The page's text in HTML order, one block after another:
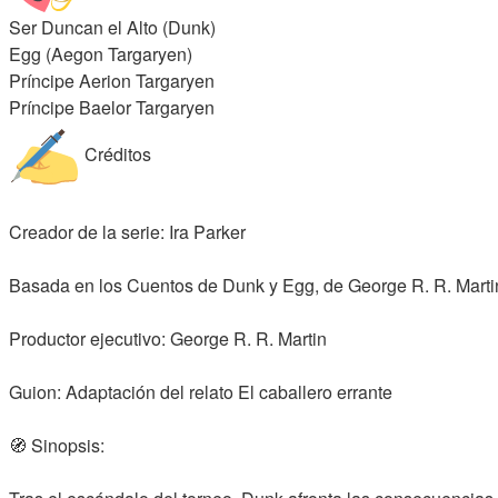
Ser Duncan el Alto (Dunk)
Egg (Aegon Targaryen)
Príncipe Aerion Targaryen
Príncipe Baelor Targaryen
Créditos
Creador de la serie: Ira Parker
Basada en los Cuentos de Dunk y Egg, de George R. R.
Productor ejecutivo: George R. R. Martin
Guion: Adaptación del relato El caballero errante
🧭 Sinopsis: